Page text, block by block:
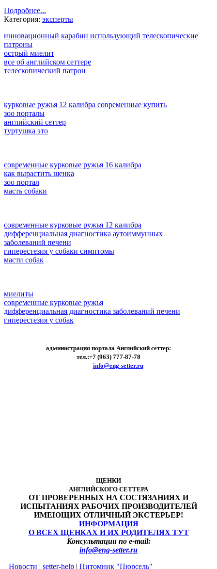
Подробнее...
Категория: эксперты
инновационный карабин использующий телескопические
патроны
острый миелит
все об английском сеттере
телескопический патрон
курковые ружья 12 калибра современные купить
зоо порталы
английский сеттер
туртушка это
современные курковые ружья 16 калибра
как вырастить щенка
зоо портал
масть собаки
современные курковые ружья 12 калибра
дифференциальная диагностика аутоиммунных
заболеваний печени
гиперестезия у собаки симптомы
масти собак
миелиты
современные курковые ружья
дифференциальная диагностика заболеваний печени
гиперестезия у собак
администрация портала Английский сеттер:
тел.:+7 (963) 777-87-78
info@eng-setter.ru
ЩЕНКИ
АНГЛИЙСКОГО СЕТТЕРА
ОТ ПРОВЕРЕННЫХ НА СОСТЯЗАНИЯХ И
ИСПЫТАНИЯХ РАБОЧИХ ПРОИЗВОДИТЕЛЕЙ
ИМЕЮЩИХ ОТЛИЧНЫЙ ЭКСТЕРЬЕР!
ИНФОРМАЦИЯ
О ВСЕХ ЩЕНКАХ И ИХ РОДИТЕЛЯХ ТУТ
Консультации по e-mail:
info@eng-setter.ru
Новости | setter-help | Питомник "Пюрсель"